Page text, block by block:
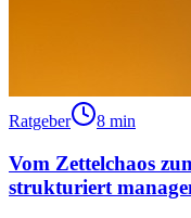
Ratgeber 8 min
Vom Zettelchaos
strukturiert